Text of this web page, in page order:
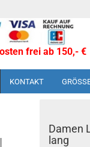
frei ab 150,- €
KONTAKT
Damen
lang